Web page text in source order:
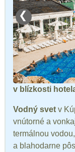
❮
v blízkosti
Vodný svet v
vnútorné a
termálnou
a blahodarne